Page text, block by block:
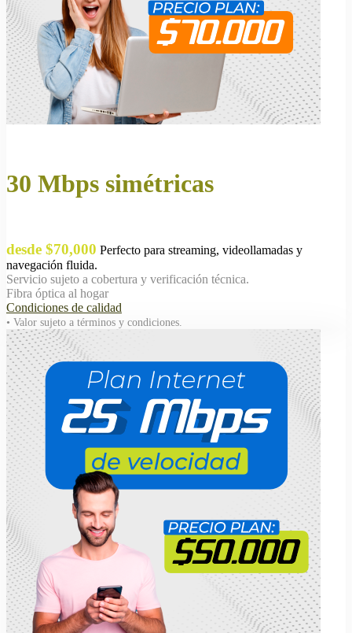
30 Mbps simétricas
desde $70,000 Perfecto para streaming, videollamadas y
navegación fluida.
Servicio sujeto a cobertura y verificación técnica.
Fibra óptica al hogar
Condiciones de calidad
• Valor sujeto a términos y condiciones.